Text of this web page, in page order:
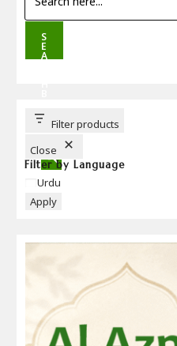
S
E
A
T
T
Filter products
Close
Filter by Language
Language
Urdu
Apply